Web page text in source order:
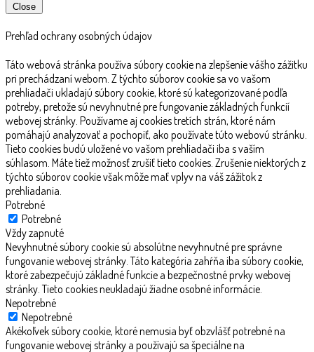
Close
Prehľad ochrany osobných údajov
Táto webová stránka používa súbory cookie na zlepšenie vášho zážitku
pri prechádzaní webom. Z týchto súborov cookie sa vo vašom
prehliadači ukladajú súbory cookie, ktoré sú kategorizované podľa
potreby, pretože sú nevyhnutné pre fungovanie základných funkcií
webovej stránky. Používame aj cookies tretích strán, ktoré nám
pomáhajú analyzovať a pochopiť, ako používate túto webovú stránku.
Tieto cookies budú uložené vo vašom prehliadači iba s vaším
súhlasom. Máte tiež možnosť zrušiť tieto cookies. Zrušenie niektorých z
týchto súborov cookie však môže mať vplyv na váš zážitok z
prehliadania.
Potrebné
Potrebné
Vždy zapnuté
Nevyhnutné súbory cookie sú absolútne nevyhnutné pre správne
fungovanie webovej stránky. Táto kategória zahŕňa iba súbory cookie,
ktoré zabezpečujú základné funkcie a bezpečnostné prvky webovej
stránky. Tieto cookies neukladajú žiadne osobné informácie.
Nepotrebné
Nepotrebné
Akékoľvek súbory cookie, ktoré nemusia byť obzvlášť potrebné na
fungovanie webovej stránky a používajú sa špeciálne na